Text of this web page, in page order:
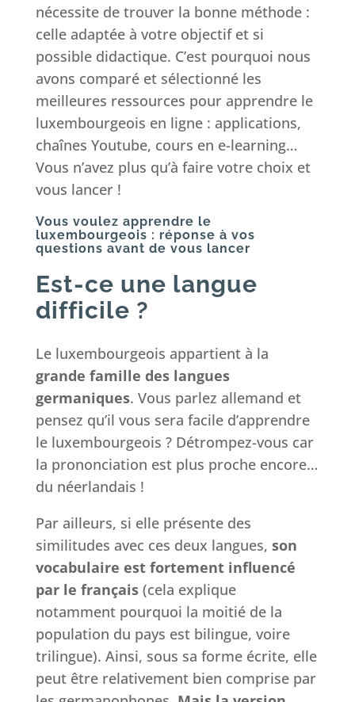
nécessite de trouver la bonne méthode :
celle adaptée à votre objectif et si
possible didactique. C’est pourquoi nous
avons comparé et sélectionné les
meilleures ressources pour apprendre le
luxembourgeois en ligne : applications,
chaînes Youtube, cours en e-learning…
Vous n’avez plus qu’à faire votre choix et
vous lancer !
Vous voulez apprendre le
luxembourgeois : réponse à vos
questions avant de vous lancer
Est-ce une langue
difficile ?
Le luxembourgeois appartient à la
grande famille des langues
germaniques. Vous parlez allemand et
pensez qu’il vous sera facile d’apprendre
le luxembourgeois ? Détrompez-vous car
la prononciation est plus proche encore…
du néerlandais !
Par ailleurs, si elle présente des
similitudes avec ces deux langues, son
vocabulaire est fortement influencé
par le français(cela explique
notamment pourquoi la moitié de la
population du pays est bilingue, voire
trilingue). Ainsi, sous sa forme écrite, elle
peut être relativement bien comprise par